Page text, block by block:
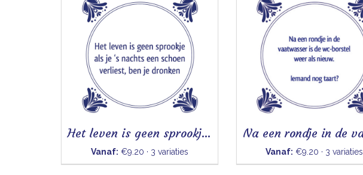
Het leven is geen sprookje - Tegeltje
Vanaf: €9.20 · 3 variaties Vanaf: €9.20 · 3 variaties